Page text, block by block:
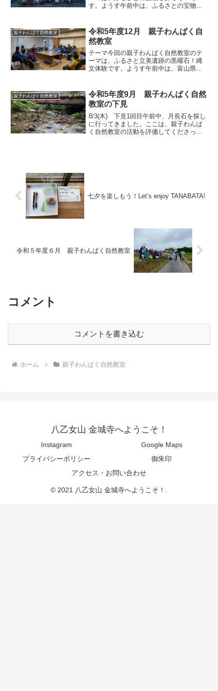
す。ようす午前中は、ふるさとの宝物・
地質に詳しい先生が、特別に教えてくだ
さいました。月長石は、古代...
親子わんぱく自然教室
令和5年度12月 親子わんぱく自
然教室
テーマ今回の親子わんぱく自然教室のテ
ーマは、ふるさと立美遺跡の黒曜石！縄
文体験です。ようす午前中は、富山県埋
き、令和5年度6月に学んだ立美遺跡から
発掘された黒曜石を見せ...
親子わんぱく自然教室
令和5年度9月 親子わんぱく自然
教室の下見
8/3(木) 下見1回目午前中、月長石を探し
に行ってきました。ここは、親子わんぱ
く自然教室の活動を評価してくださった
七夕を楽しもう！Let’s enjoy TANABATA!
令和５年度６月 親子わんぱく自然教室
コメント
コメントを書き込む
ホーム 親子わんぱく自然教室
八乙女山 金城寺へようこそ！
Instagram
Google Maps
プライバシーポリシー
御朱印
アクセス・お問い合わせ
© 2021 八乙女山 金城寺へようこそ！.